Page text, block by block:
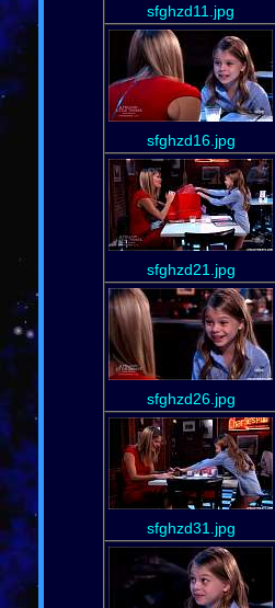
sfghzd11.jpg
sfghzd16.jpg
sfghzd21.jpg
sfghzd26.jpg
sfghzd31.jpg